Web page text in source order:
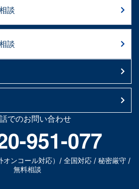
談
談
でのお問い合わせ
951-077
ンコール対応）/ 全国対応 / 秘密厳守 /
無料相談